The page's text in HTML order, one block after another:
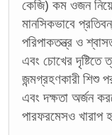
কেজি) কম ওজন
মানসিকভাবে
পরিপাকতন্ত্র ও
এবং চোখের
জন্মগ্রহণকারী শিশু
এবং দক্ষতা অর্জন
পারফরমেসও খারাপ